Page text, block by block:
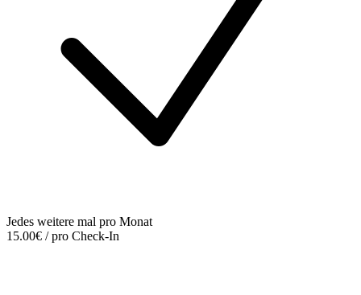
Jedes weitere mal pro Monat
15.00€ / pro Check-In